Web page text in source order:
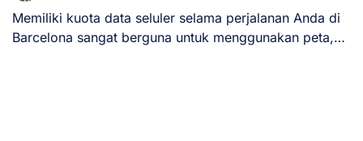
Memiliki kuota data seluler selama perjalanan Anda di
Barcelona sangat berguna untuk menggunakan peta,